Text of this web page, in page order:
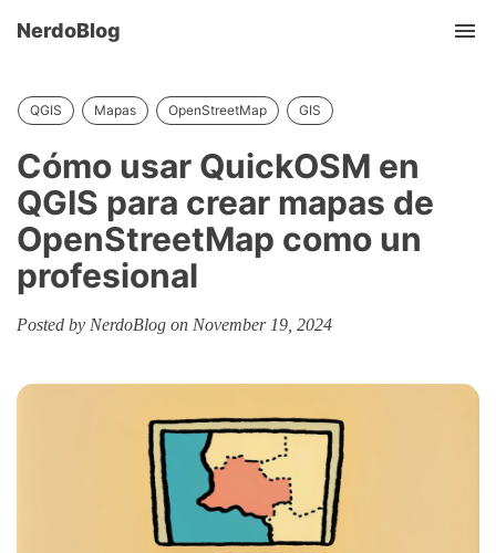
NerdoBlog
QGIS Mapas OpenStreetMap GIS
Cómo usar QuickOSM en
QGIS para crear mapas de
OpenStreetMap como un
profesional
Posted by NerdoBlog on November 19, 2024